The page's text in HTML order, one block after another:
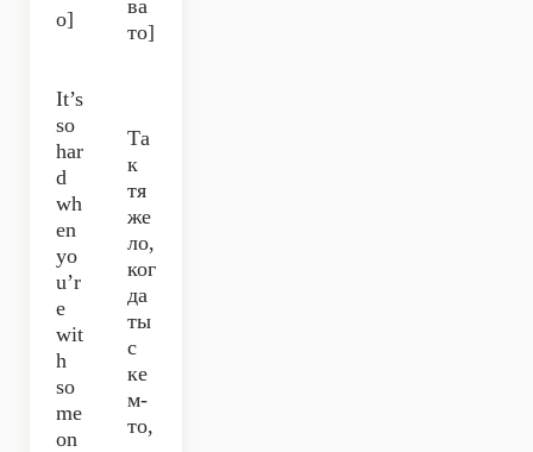
o]
ва
то]
It’s
so
har
d
wh
en
yo
u’r
e
wit
h
so
me
on
Та
к
тя
же
ло,
ког
да
ты
с
ке
м-
то,